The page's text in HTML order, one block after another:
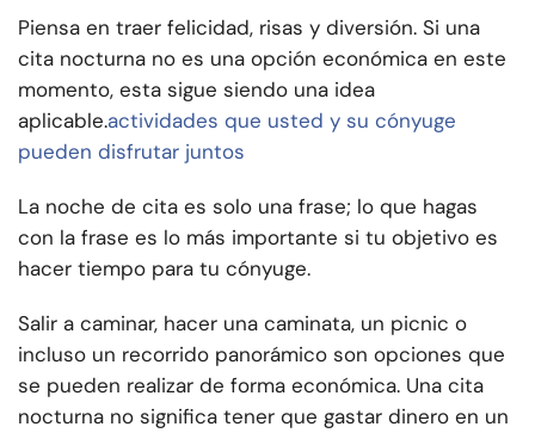
Piensa en traer felicidad, risas y diversión. Si una
cita nocturna no es una opción económica en este
momento, esta sigue siendo una idea
aplicable.actividades que usted y su cónyuge
pueden disfrutar juntos
La noche de cita es solo una frase; lo que hagas
con la frase es lo más importante si tu objetivo es
hacer tiempo para tu cónyuge.
Salir a caminar, hacer una caminata, un picnic o
incluso un recorrido panorámico son opciones que
se pueden realizar de forma económica. Una cita
nocturna no significa tener que gastar dinero en un